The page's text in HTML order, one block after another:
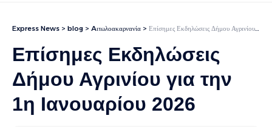
Express News > blog > Aιτωλοακαρνανία > Επίσημες Εκδηλώσεις Δήμου Αγρινίου για την 1η Ιανουαρίου 2026
Επίσημες Εκδηλώσεις
Δήμου Αγρινίου για την
1η Ιανουαρίου 2026